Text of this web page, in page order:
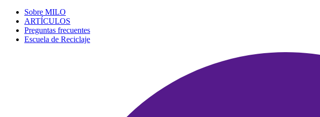
Sobre MILO
ARTÍCULOS
Preguntas frecuentes
Escuela de Reciclaje